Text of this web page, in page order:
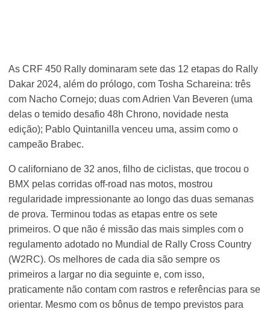
As CRF 450 Rally dominaram sete das 12 etapas do Rally
Dakar 2024, além do prólogo, com Tosha Schareina: três
com Nacho Cornejo; duas com Adrien Van Beveren (uma
delas o temido desafio 48h Chrono, novidade nesta
edição); Pablo Quintanilla venceu uma, assim como o
campeão Brabec.
O californiano de 32 anos, filho de ciclistas, que trocou o
BMX pelas corridas off-road nas motos, mostrou
regularidade impressionante ao longo das duas semanas
de prova. Terminou todas as etapas entre os sete
primeiros. O que não é missão das mais simples com o
regulamento adotado no Mundial de Rally Cross Country
(W2RC). Os melhores de cada dia são sempre os
primeiros a largar no dia seguinte e, com isso,
praticamente não contam com rastros e referências para se
orientar. Mesmo com os bônus de tempo previstos para